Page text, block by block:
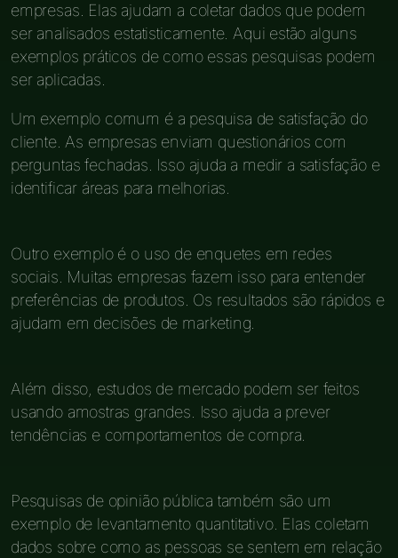
empresas. Elas ajudam a coletar dados que podem
ser analisados estatisticamente. Aqui estão alguns
exemplos práticos de como essas pesquisas podem
ser aplicadas.
Um exemplo comum é a pesquisa de satisfação do
cliente. As empresas enviam questionários com
perguntas fechadas. Isso ajuda a medir a satisfação e
identificar áreas para melhorias.
Outro exemplo é o uso de enquetes em redes
sociais. Muitas empresas fazem isso para entender
preferências de produtos. Os resultados são rápidos e
ajudam em decisões de marketing.
Além disso, estudos de mercado podem ser feitos
usando amostras grandes. Isso ajuda a prever
tendências e comportamentos de compra.
Pesquisas de opinião pública também são um
exemplo de levantamento quantitativo. Elas coletam
dados sobre como as pessoas se sentem em relação